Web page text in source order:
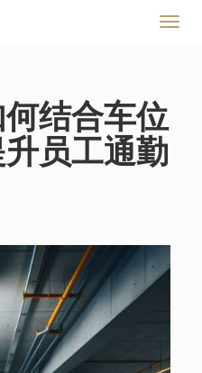
切
结合车位
员工通勤